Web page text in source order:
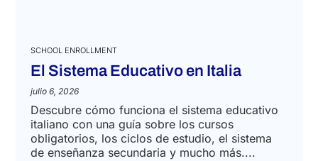
SCHOOL ENROLLMENT
El Sistema Educativo en Italia
julio 6, 2026
Descubre cómo funciona el sistema educativo
italiano con una guía sobre los cursos
obligatorios, los ciclos de estudio, el sistema
de enseñanza secundaria y mucho más....